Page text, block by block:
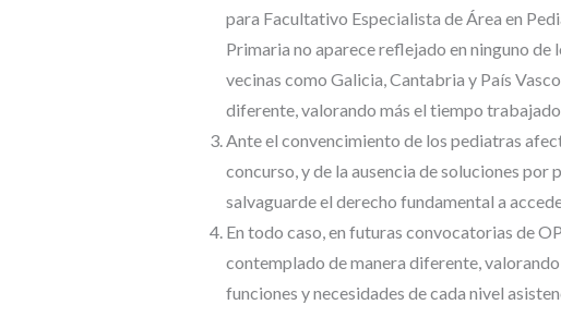
para Facultativo Especialista de Área en
Primaria no aparece reflejado en ninguno de
vecinas como Galicia, Cantabria y País
diferente, valorando más el tiempo
Ante el convencimiento de los pediatras
concurso, y de la ausencia de soluciones
salvaguarde el derecho fundamental a
En todo caso, en futuras convocatorias de
contemplado de manera diferente,
funciones y necesidades de cada nivel